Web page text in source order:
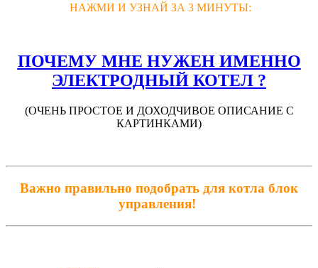
НАЖМИ И УЗНАЙ ЗА 3 МИНУТЫ:
ПОЧЕМУ МНЕ НУЖЕН ИМЕННО
ЭЛЕКТРОДНЫЙ КОТЕЛ ?
(ОЧЕНЬ ПРОСТОЕ И ДОХОДЧИВОЕ ОПИСАНИЕ С
КАРТИНКАМИ)
Важно правильно подобрать для котла блок
управления!